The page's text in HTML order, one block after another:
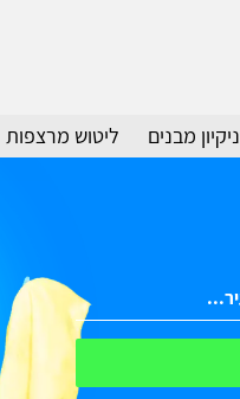
ניקיון מבנים ליטוש מרצפות